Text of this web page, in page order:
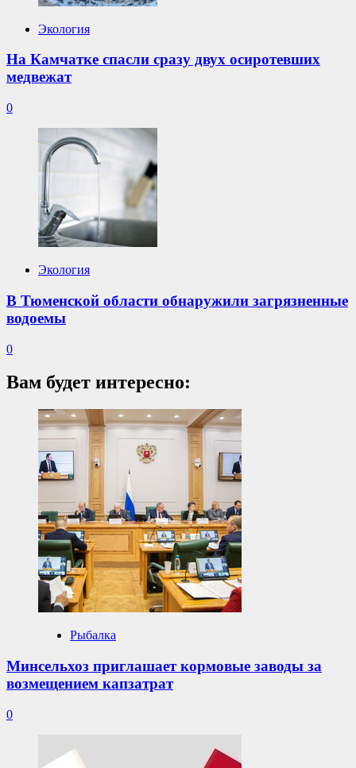
Экология
На Камчатке спасли сразу двух осиротевших
медвежат
0
Экология
В Тюменской области обнаружили загрязненные
водоемы
0
Вам будет интересно:
Рыбалка
Минсельхоз приглашает кормовые заводы за
возмещением капзатрат
0